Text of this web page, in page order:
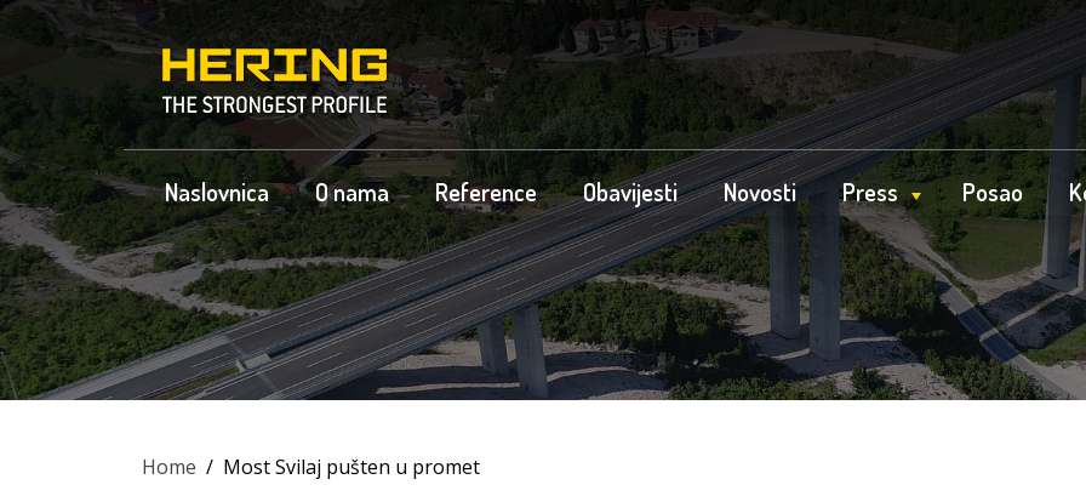
Naslovnica O nama Reference Obavijesti Novosti Press Posao
Home / Most Svilaj pušten u promet